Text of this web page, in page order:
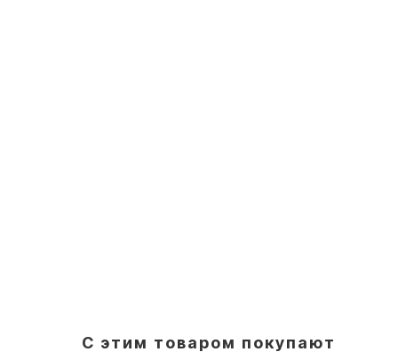
С этим товаром покупают